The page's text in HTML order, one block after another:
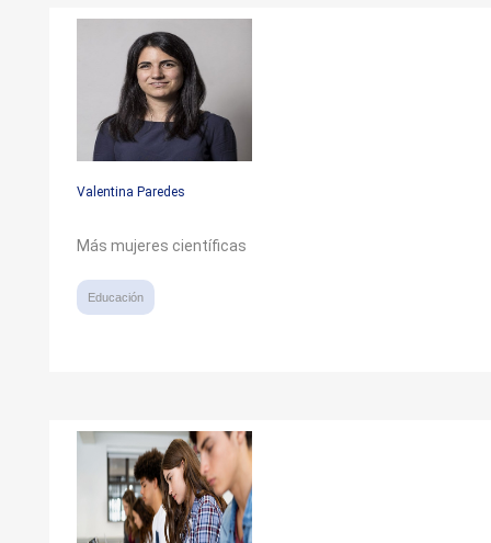
Valentina Paredes
Más mujeres científicas
Educación